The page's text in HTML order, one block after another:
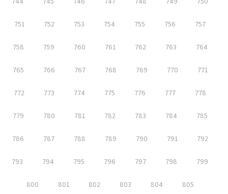
751 752 753 754 755 756 757
758 759 760 761 762 763 764
765 766 767 768 769 770 771
772 773 774 775 776 777 778
779 780 781 782 783 784 785
786 787 788 789 790 791 792
793 794 795 796 797 798 799
800 801 802 803 804 805